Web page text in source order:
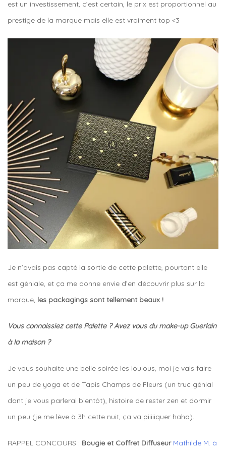
est un investissement, c’est certain, le prix est proportionnel au
prestige de la marque mais elle est vraiment top <3
Je n’avais pas capté la sortie de cette palette, pourtant elle
est géniale, et ça me donne envie d’en découvrir plus sur la
marque, les packagings sont tellement beaux !
Vous connaissiez cette Palette ? Avez vous du make-up Guerlain
à la maison ?
Je vous souhaite une belle soirée les loulous, moi je vais faire
un peu de yoga et de Tapis Champs de Fleurs (un truc génial
dont je vous parlerai bientôt), histoire de rester zen et dormir
un peu (je me lève à 3h cette nuit, ça va piiiiiquer haha).
RAPPEL CONCOURS : Bougie et Coffret DiffuseurMathilde M. à